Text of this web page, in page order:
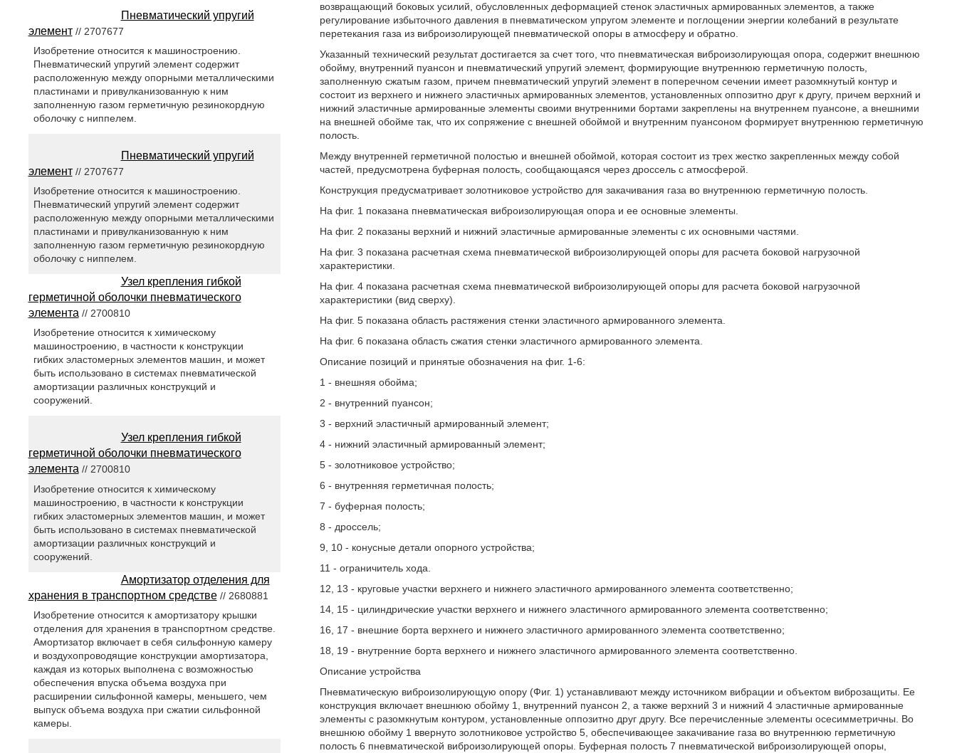
возвращающий боковых усилий, обусловленных деформацией стенок эластичных армированных элементов, а также
регулирование избыточного давления в пневматическом упругом элементе и поглощении энергии колебаний в результате
перетекания газа из виброизолирующей пневматической опоры в атмосферу и обратно.
Указанный технический результат достигается за счет того, что пневматическая виброизолирующая опора, содержит внешнюю
обойму, внутренний пуансон и пневматический упругий элемент, формирующие внутреннюю герметичную полость,
заполненную сжатым газом, причем пневматический упругий элемент в поперечном сечении имеет разомкнутый контур и
состоит из верхнего и нижнего эластичных армированных элементов, установленных оппозитно друг к другу, причем верхний и
нижний эластичные армированные элементы своими внутренними бортами закреплены на внутреннем пуансоне, а внешними
на внешней обойме так, что их сопряжение с внешней обоймой и внутренним пуансоном формирует внутреннюю герметичную
полость.
Между внутренней герметичной полостью и внешней обоймой, которая состоит из трех жестко закрепленных между собой
частей, предусмотрена буферная полость, сообщающаяся через дроссель с атмосферой.
Конструкция предусматривает золотниковое устройство для закачивания газа во внутреннюю герметичную полость.
На фиг. 1 показана пневматическая виброизолирующая опора и ее основные элементы.
На фиг. 2 показаны верхний и нижний эластичные армированные элементы с их основными частями.
На фиг. 3 показана расчетная схема пневматической виброизолирующей опоры для расчета боковой нагрузочной
характеристики.
На фиг. 4 показана расчетная схема пневматической виброизолирующей опоры для расчета боковой нагрузочной
характеристики (вид сверху).
На фиг. 5 показана область растяжения стенки эластичного армированного элемента.
На фиг. 6 показана область сжатия стенки эластичного армированного элемента.
Описание позиций и принятые обозначения на фиг. 1-6:
1 - внешняя обойма;
2 - внутренний пуансон;
3 - верхний эластичный армированный элемент;
4 - нижний эластичный армированный элемент;
5 - золотниковое устройство;
6 - внутренняя герметичная полость;
7 - буферная полость;
8 - дроссель;
9, 10 - конусные детали опорного устройства;
11 - ограничитель хода.
12, 13 - круговые участки верхнего и нижнего эластичного армированного элемента соответственно;
14, 15 - цилиндрические участки верхнего и нижнего эластичного армированного элемента соответственно;
16, 17 - внешние борта верхнего и нижнего эластичного армированного элемента соответственно;
18, 19 - внутренние борта верхнего и нижнего эластичного армированного элемента соответственно.
Описание устройства
Пневматическую виброизолирующую опору (Фиг. 1) устанавливают между источником вибрации и объектом виброзащиты. Ее
конструкция включает внешнюю обойму 1, внутренний пуансон 2, а также верхний 3 и нижний 4 эластичные армированные
элементы с разомкнутым контуром, установленные оппозитно друг другу. Все перечисленные элементы осесимметричны. Во
внешнюю обойму 1 ввернуто золотниковое устройство 5, обеспечивающее закачивание газа во внутреннюю герметичную
полость 6 пневматической виброизолирующей опоры. Буферная полость 7 пневматической виброизолирующей опоры,
Пневматический упругий
элемент// 2707677
Изобретение относится к машиностроению.
Пневматический упругий элемент содержит
расположенную между опорными металлическими
пластинами и привулканизованную к ним
заполненную газом герметичную резинокордную
оболочку с ниппелем.
Пневматический упругий
элемент// 2707677
Изобретение относится к машиностроению.
Пневматический упругий элемент содержит
расположенную между опорными металлическими
пластинами и привулканизованную к ним
заполненную газом герметичную резинокордную
оболочку с ниппелем.
Узел крепления гибкой
герметичной оболочки пневматического
элемента// 2700810
Изобретение относится к химическому
машиностроению, в частности к конструкции
гибких эластомерных элементов машин, и может
быть использовано в системах пневматической
амортизации различных конструкций и
сооружений.
Узел крепления гибкой
герметичной оболочки пневматического
элемента// 2700810
Изобретение относится к химическому
машиностроению, в частности к конструкции
гибких эластомерных элементов машин, и может
быть использовано в системах пневматической
амортизации различных конструкций и
сооружений.
Амортизатор отделения для
хранения в транспортном средстве// 2680881
Изобретение относится к амортизатору крышки
отделения для хранения в транспортном средстве.
Амортизатор включает в себя сильфонную камеру
и воздухопроводящие конструкции амортизатора,
каждая из которых выполнена с возможностью
обеспечения впуска объема воздуха при
расширении сильфонной камеры, меньшего, чем
выпуск объема воздуха при сжатии сильфонной
камеры.